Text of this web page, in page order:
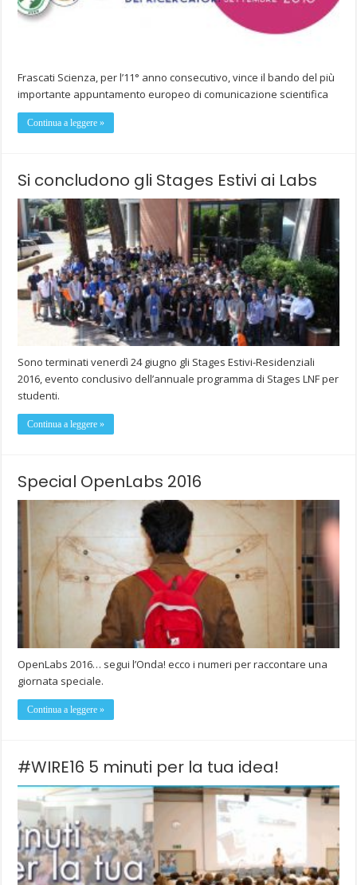
Frascati Scienza, per l’11° anno consecutivo, vince il bando del più
importante appuntamento europeo di comunicazione scientifica
Continua a leggere »
Si concludono gli Stages Estivi ai Labs
Sono terminati venerdì 24 giugno gli Stages Estivi-Residenziali
2016, evento conclusivo dell’annuale programma di Stages LNF per
studenti.
Continua a leggere »
Special OpenLabs 2016
OpenLabs 2016… segui l’Onda! ecco i numeri per raccontare una
giornata speciale.
Continua a leggere »
#WIRE16 5 minuti per la tua idea!